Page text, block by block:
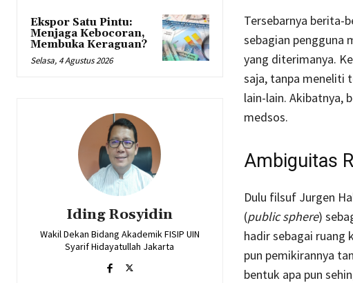
Ekspor Satu Pintu:
Menjaga Kebocoran,
Membuka Keraguan?
Selasa, 4 Agustus 2026
Iding Rosyidin
Wakil Dekan Bidang Akademik FISIP UIN
Syarif Hidayatullah Jakarta
Tersebarnya berita-
sebagian pengguna
yang diterimanya.
saja, tanpa meneliti
lain-lain. Akibatnya,
medsos.
Ambiguitas
Dulu filsuf Jurgen
(public sphere)
hadir sebagai ruang
pun pemikirannya
bentuk apa pun